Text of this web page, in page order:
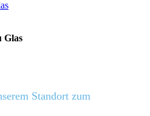
Glas
Standort zum